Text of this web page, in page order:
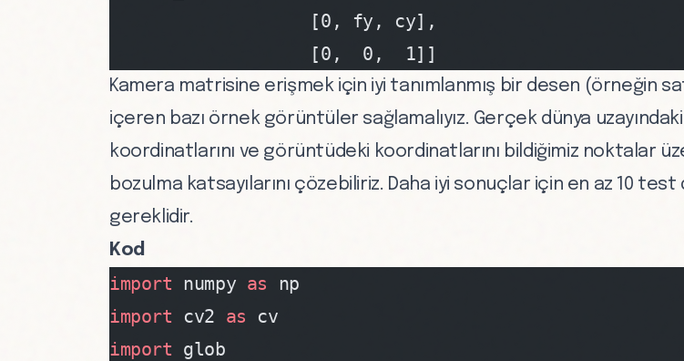
                   [0, fy, cy],
                   [0,  0,  1]]
Kamera matrisine erişmek için iyi tanımlanmış bir desen (örneğin
içeren bazı örnek görüntüler sağlamalıyız. Gerçek dünya uzayındaki
koordinatlarını ve görüntüdeki koordinatlarını bildiğimiz noktalar
bozulma katsayılarını çözebiliriz. Daha iyi sonuçlar için en az 10 test
gereklidir.
Kod
import numpy as np
import cv2 as cv
import glob